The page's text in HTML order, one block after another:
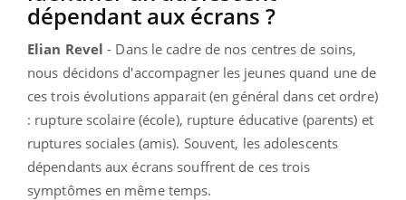
dépendant aux écrans ?
Elian Revel - Dans le cadre de nos centres de soins,
nous décidons d'accompagner les jeunes quand une de
ces trois évolutions apparait (en général dans cet ordre)
: rupture scolaire (école), rupture éducative (parents) et
ruptures sociales (amis). Souvent, les adolescents
dépendants aux écrans souffrent de ces trois
symptômes en même temps.